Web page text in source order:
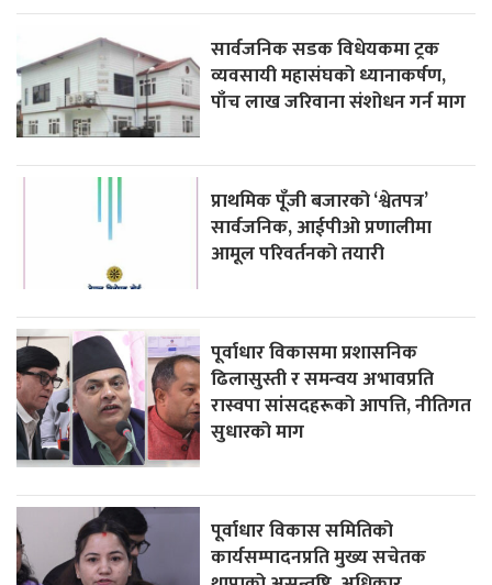
सार्वजनिक सडक विधेयकमा ट्रक
व्यवसायी महासंघको ध्यानाकर्षण,
पाँच लाख जरिवाना संशोधन गर्न माग
प्राथमिक पूँजी बजारको ‘श्वेतपत्र’
सार्वजनिक, आईपीओ प्रणालीमा
आमूल परिवर्तनको तयारी
पूर्वाधार विकासमा प्रशासनिक
ढिलासुस्ती र समन्वय अभावप्रति
रास्वपा सांसदहरूको आपत्ति, नीतिगत
सुधारको माग
पूर्वाधार विकास समितिको
कार्यसम्पादनप्रति मुख्य सचेतक